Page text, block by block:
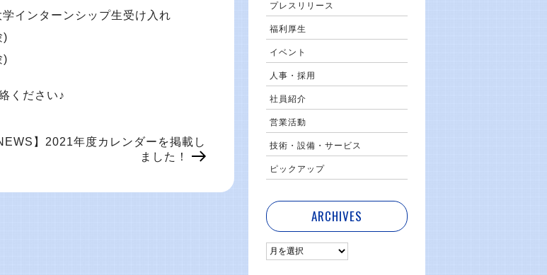
インターンシップ生受け入れ
)
)
ください♪
】2021年度カレンダーを掲載し
ました！
プレスリリース
福利厚生
イベント
人事・採用
社員紹介
営業活動
技術・設備・サービス
ピックアップ
ARCHIVES